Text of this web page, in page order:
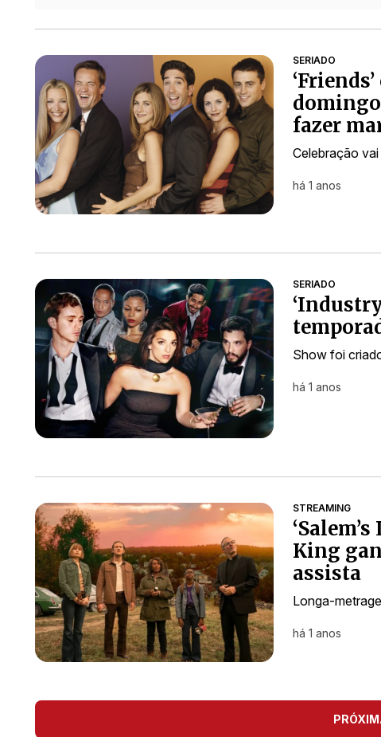
SERIADO
fazer
Celebração
há 1 anos
SERIADO
Show foi
há 1 anos
STREAMING
King
assista
Longa-
há 1 anos